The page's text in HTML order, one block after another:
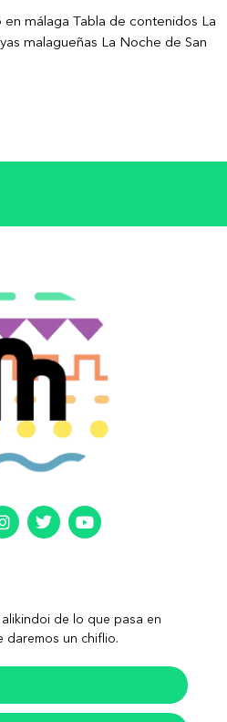
málaga Tabla de contenidos La
malagueñas La Noche de San
de lo que pasa en
daremos un chiflio.